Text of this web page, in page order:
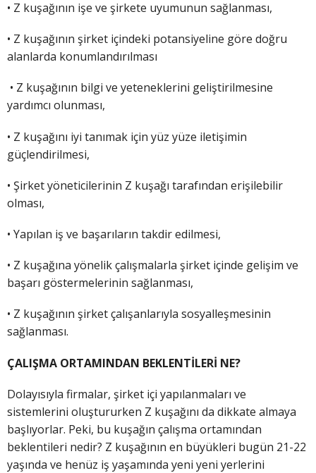
• Z kuşağının işe ve şirkete uyumunun sağlanması,
• Z kuşağının şirket içindeki potansiyeline göre doğru
alanlarda konumlandırılması
• Z kuşağının bilgi ve yeteneklerini geliştirilmesine
yardımcı olunması,
• Z kuşağını iyi tanımak için yüz yüze iletişimin
güçlendirilmesi,
• Şirket yöneticilerinin Z kuşağı tarafından erişilebilir
olması,
• Yapılan iş ve başarıların takdir edilmesi,
• Z kuşağına yönelik çalışmalarla şirket içinde gelişim ve
başarı göstermelerinin sağlanması,
• Z kuşağının şirket çalışanlarıyla sosyalleşmesinin
sağlanması.
ÇALIŞMA ORTAMINDAN BEKLENTİLERİ NE?
Dolayısıyla firmalar, şirket içi yapılanmaları ve
sistemlerini oluştururken Z kuşağını da dikkate almaya
başlıyorlar. Peki, bu kuşağın çalışma ortamından
beklentileri nedir? Z kuşağının en büyükleri bugün 21-22
yaşında ve henüz iş yaşamında yeni yeni yerlerini